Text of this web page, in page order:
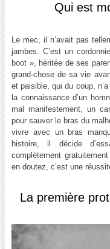
Qui est
Le mec, il n’avait pas
jambes. C’est un
boot », héritée de ses
grand-chose de sa vie
et paisible, qui du coup,
la connaissance d’un
mal manifestement, un
pour sauver le bras du
vivre avec un bras
histoire, il décide
complètement
en doutez, c’est une
La première